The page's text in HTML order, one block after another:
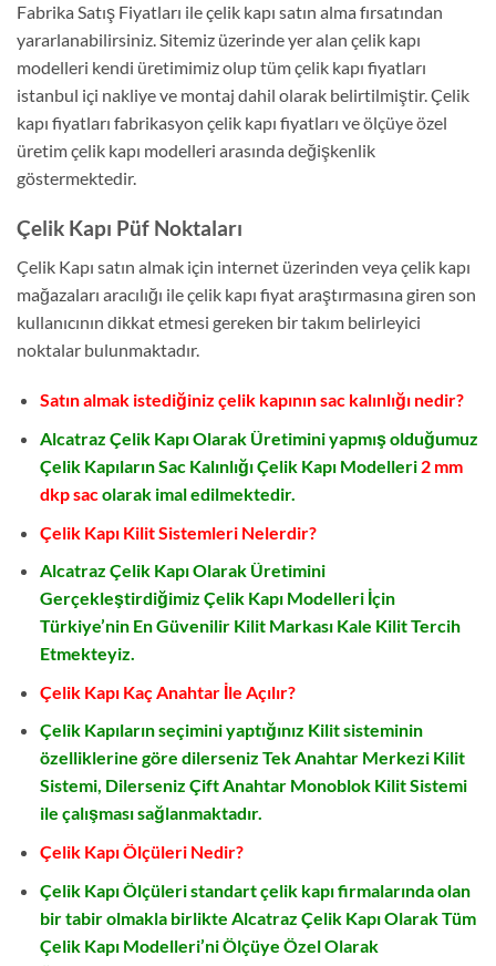
Fabrika Satış Fiyatları ile çelik kapı satın alma fırsatından
yararlanabilirsiniz. Sitemiz üzerinde yer alan çelik kapı
modelleri kendi üretimimiz olup tüm çelik kapı fiyatları
istanbul içi nakliye ve montaj dahil olarak belirtilmiştir. Çelik
kapı fiyatları fabrikasyon çelik kapı fiyatları ve ölçüye özel
üretim çelik kapı modelleri arasında değişkenlik
göstermektedir.
Çelik Kapı Püf Noktaları
Çelik Kapı satın almak için internet üzerinden veya çelik kapı
mağazaları aracılığı ile çelik kapı fiyat araştırmasına giren son
kullanıcının dikkat etmesi gereken bir takım belirleyici
noktalar bulunmaktadır.
Satın almak istediğiniz çelik kapının sac kalınlığı nedir?
Alcatraz Çelik Kapı Olarak Üretimini yapmış olduğumuz
Çelik Kapıların Sac Kalınlığı Çelik Kapı Modelleri 2 mm
dkp sacolarak imal edilmektedir.
Çelik Kapı Kilit Sistemleri Nelerdir?
Alcatraz Çelik Kapı Olarak Üretimini
Gerçekleştirdiğimiz Çelik Kapı Modelleri İçin
Türkiye’nin En Güvenilir Kilit Markası Kale Kilit Tercih
Etmekteyiz.
Çelik Kapı Kaç Anahtar İle Açılır?
Çelik Kapıların seçimini yaptığınız Kilit sisteminin
özelliklerine göre dilerseniz Tek Anahtar Merkezi Kilit
Sistemi, Dilerseniz Çift Anahtar Monoblok Kilit Sistemi
ile çalışması sağlanmaktadır.
Çelik Kapı Ölçüleri Nedir?
Çelik Kapı Ölçüleri standart çelik kapı firmalarında olan
bir tabir olmakla birlikte Alcatraz Çelik Kapı Olarak Tüm
Çelik Kapı Modelleri’ni Ölçüye Özel Olarak